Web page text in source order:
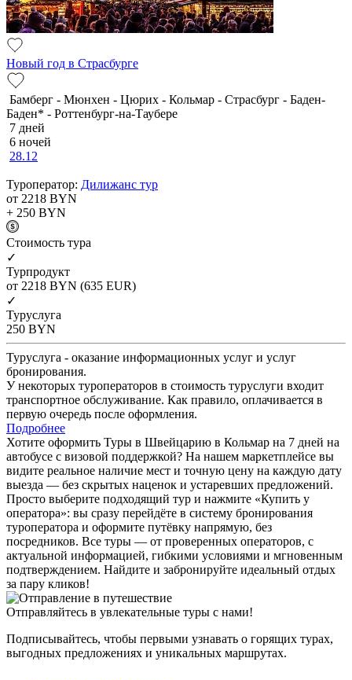
Новый год в Страсбурге
Бамберг - Мюнхен - Цюрих - Кольмар - Страсбург - Баден-
Баден* - Роттенбург-на-Таубере
7 дней
6 ночей
28.12
Туроператор: Дилижанс тур
от 2218 BYN
+ 250 BYN
Cтоимость тура
✓
Турпродукт
от 2218 BYN (635 EUR)
✓
Туруслуга
250 BYN
Туруслуга - оказание информационных услуг и услуг
бронирования.
У некоторых туроператоров в стоимость туруслуги входит
транспортное обслуживание. Как правило, оплачивается в
первую очередь после оформления.
Подробнее
Хотите оформить Туры в Швейцарию в Кольмар на 7 дней на
автобусе с визовой поддержкой? На нашем маркетплейсе вы
видите реальное наличие мест и точную цену на каждую дату
выезда — без скрытых наценок и устаревших предложений.
Просто выберите подходящий тур и нажмите «Купить у
оператора»: вы сразу перейдёте в систему бронирования
туроператора и оформите путёвку напрямую, без
посредников. Все туры — от проверенных операторов, с
актуальной информацией, гибкими условиями и мгновенным
подтверждением. Найдите и забронируйте идеальный отдых
за пару кликов!
Отправляйтесь в увлекательные туры с нами!
Подписывайтесь, чтобы первыми узнавать о горящих турах,
выгодных предложениях и уникальных маршрутах.